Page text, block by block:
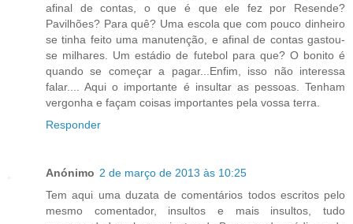
afinal de contas, o que é que ele fez por Resende?
Pavilhões? Para quê? Uma escola que com pouco dinheiro
se tinha feito uma manutenção, e afinal de contas gastou-
se milhares. Um estádio de futebol para que? O bonito é
quando se começar a pagar...Enfim, isso não interessa
falar.... Aqui o importante é insultar as pessoas. Tenham
vergonha e façam coisas importantes pela vossa terra.
Responder
Anónimo 2 de março de 2013 às 10:25
Tem aqui uma duzata de comentários todos escritos pelo
mesmo comentador, insultos e mais insultos, tudo